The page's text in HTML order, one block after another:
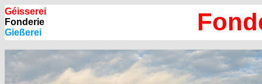
Géisserei
Fonderie
Gießerei